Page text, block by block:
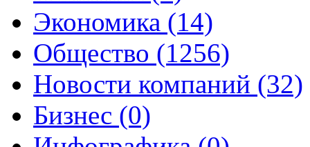
Экономика (14)
Общество (1256)
Новости компаний (32)
Бизнес (0)